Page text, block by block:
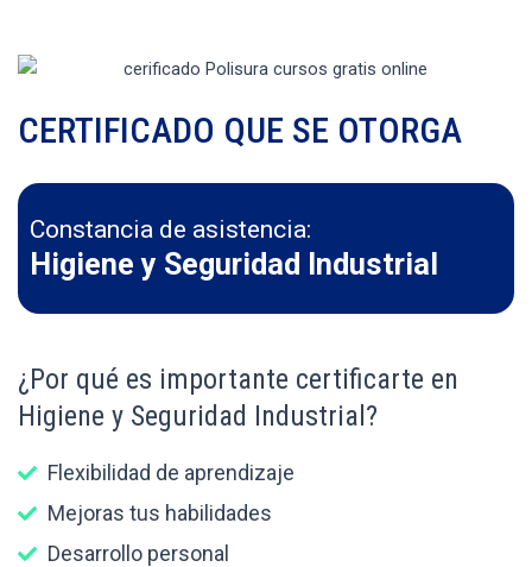
CERTIFICADO QUE SE OTORGA
Constancia de asistencia:
Higiene y Seguridad Industrial
¿Por qué es importante certificarte en
Higiene y Seguridad Industrial?
Flexibilidad de aprendizaje
Mejoras tus habilidades
Desarrollo personal